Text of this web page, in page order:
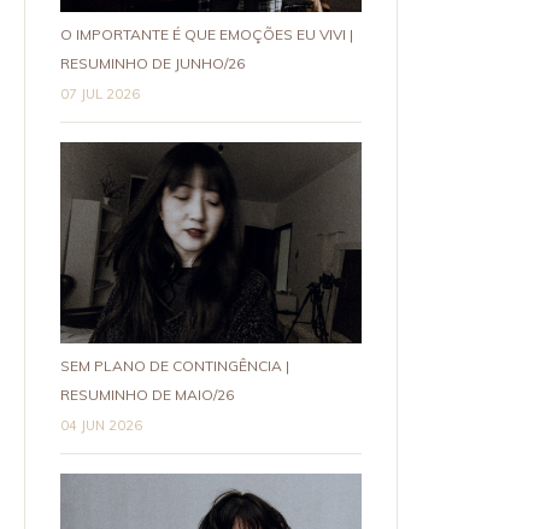
O IMPORTANTE É QUE EMOÇÕES EU VIVI |
RESUMINHO DE JUNHO/26
07 JUL 2026
SEM PLANO DE CONTINGÊNCIA |
RESUMINHO DE MAIO/26
04 JUN 2026